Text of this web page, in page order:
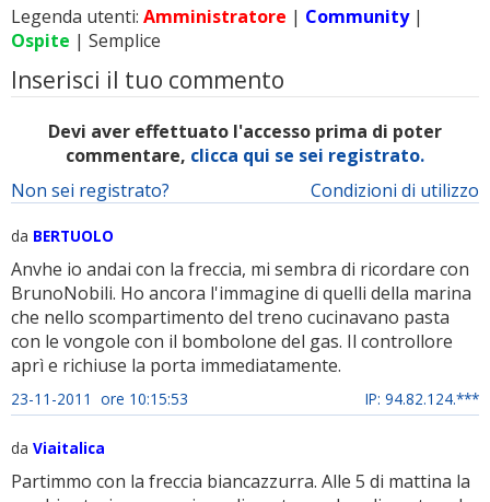
Legenda utenti: Amministratore | Community|
Ospite | Semplice
Inserisci il tuo commento
Devi aver effettuato l'accesso prima di poter
commentare, clicca qui se sei registrato.
Condizioni di utilizzo
Non sei registrato?
da BERTUOLO
Anvhe io andai con la freccia, mi sembra di ricordare con
BrunoNobili. Ho ancora l'immagine di quelli della marina
che nello scompartimento del treno cucinavano pasta
con le vongole con il bombolone del gas. Il controllore
aprì e richiuse la porta immediatamente.
23-11-2011 ore 10:15:53 IP: 94.82.124.***
da Viaitalica
Partimmo con la freccia biancazzurra. Alle 5 di mattina la